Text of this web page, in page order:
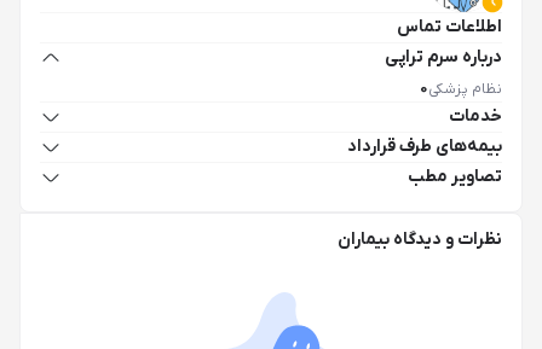
اطلاعات تماس
درباره سرم تراپی
نظام پزشکی0
خدمات
بیمه‌های طرف قرارداد
تصاویر مطب
نظرات و دیدگاه بیماران